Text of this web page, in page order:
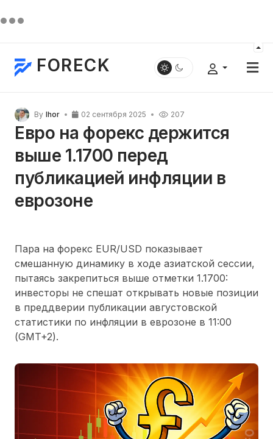
FORECK
By Ihor 02 сентября 2025 207
Евро на форекс держится
выше 1.1700 перед
публикацией инфляции в
еврозоне
Пара на форекс EUR/USD показывает
смешанную динамику в ходе азиатской сессии,
пытаясь закрепиться выше отметки 1.1700:
инвесторы не спешат открывать новые позиции
в преддверии публикации августовской
статистики по инфляции в еврозоне в 11:00
(GMT+2).